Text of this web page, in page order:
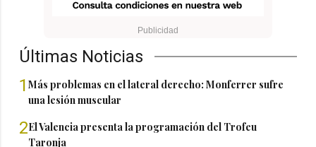
Últimas Noticias
1Más problemas en el lateral derecho: Monferrer sufre
una lesión muscular
2El Valencia presenta la programación del Trofeu
Taronja